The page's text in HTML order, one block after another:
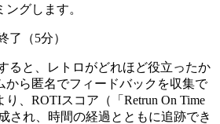
グします。
了（5分）
ると、レトロがどれほど役立ったか
から匿名でフィードバックを収集で
り、ROTIスコア（「Retrun On Time
され、時間の経過とともに追跡でき